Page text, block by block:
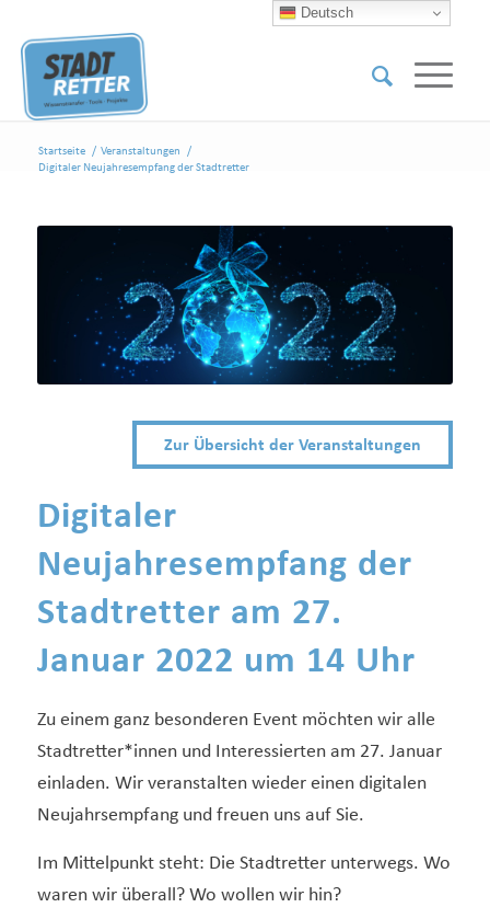
Startseite / Veranstaltungen
/
Digitaler Neujahresempfang der Stadtretter
Zur Übersicht der Veranstaltungen
Digitaler
Neujahresempfang der
Stadtretter am 27.
Januar 2022 um 14 Uhr
Zu einem ganz besonderen Event möchten wir alle
Stadtretter*innen und Interessierten am 27. Januar
einladen. Wir veranstalten wieder einen digitalen
Neujahrsempfang und freuen uns auf Sie.
Im Mittelpunkt steht: Die Stadtretter unterwegs. Wo
waren wir überall? Wo wollen wir hin?
Deutsch